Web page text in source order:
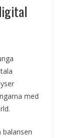
med